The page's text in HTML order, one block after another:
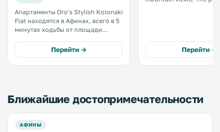
Апартаменты Oro's Stylish Kolonaki
Flat находятся в Афинах, всего в 5
минутах ходьбы от площади
Византийского музея. К услугам
гостей кондиционер, балкон и
бесплатный Wi-Fi. .
Перейти → Перейти →
Ближайшие достопримечательности
АФИНЫ